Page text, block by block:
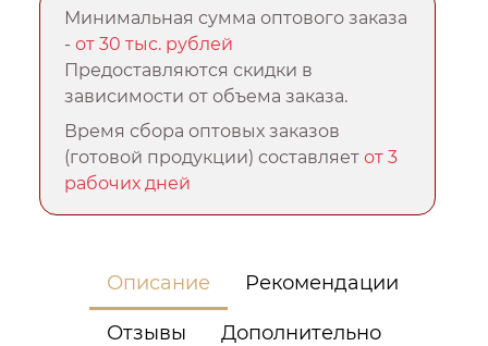
Минимальная сумма оптового заказа
-от 30 тыс. рублей
Предоставляются скидки в
зависимости от объема заказа.
Время сбора оптовых заказов
(готовой продукции) составляетот 3
рабочих дней
Описание Рекомендации
Отзывы Дополнительно